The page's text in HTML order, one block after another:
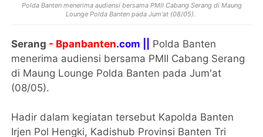
Polda Banten menerima audiensi bersama PMII Cabang Serang di Maung
Lounge Polda Banten pada Jum'at (08/05).
Serang - Bpanbanten.com ||
Polda Banten
menerima audiensi bersama PMII Cabang Serang
di Maung Lounge Polda Banten pada Jum'at
(08/05).
Hadir dalam kegiatan tersebut Kapolda Banten
Irjen Pol Hengki, Kadishub Provinsi Banten Tri